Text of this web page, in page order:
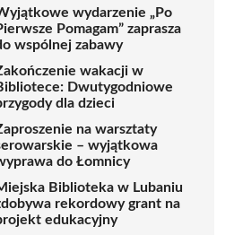
wydarzenie „Po
Pomagam” zaprasza
wspólnej zabawy
wakacji w
Dwutygodniowe
dla dzieci
na warsztaty
– wyjątkowa
do Łomnicy
Biblioteka w Lubaniu
rekordowy grant na
edukacyjny